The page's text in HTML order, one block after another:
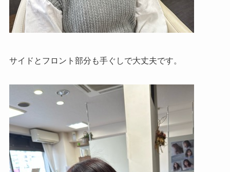
サイドとフロント部分も手ぐしで大丈夫です。